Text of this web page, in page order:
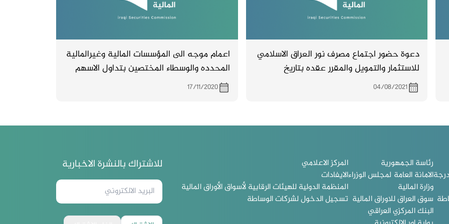
دعوة حضور اجتماع مصرف نور العراق الاسلامي
للاستثمار والتمويل والمقرر عقده بتاريخ
19/8/2021
04/08/2021
اعمام موجه الى المؤسسات المالية وغيرالمالية
المحدده والوسطاء المختصين بتداول الاسهم
والسندات يمنع تداول الاسهم لحاملها
17/11/2020
رئاسة الجمهورية
الامانة العامة لمجلس الوزراء
وزارة المالية
سوق العراق للاوراق المالية
البنك المركزي العراقي
المركز الاعلامي
الايفادات
المنظمة الدولية للهيئات الرقابية لأسواق الأوراق المالية
تسجيل الدخول لشركات الوساطة
للاشتراك بالنشرة الاخبارية